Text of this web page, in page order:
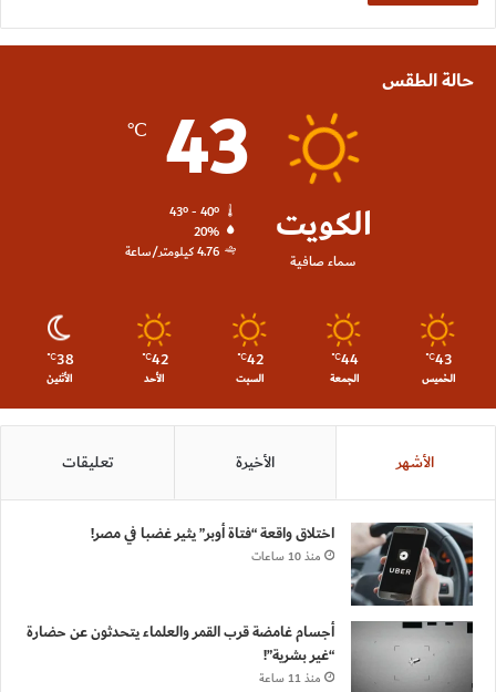
حالة الطقس
الكويت
سماء صافية
43
℃
43º - 40º
20%
4.76 كيلومتر/ساعة
43
℃
الخميس
44
℃
الجمعة
42
℃
السبت
42
℃
الأحد
38
℃
الأثنين
الأشهر الأخيرة تعليقات
اختلاق واقعة “فتاة أوبر” يثير غضبا في مصر!
منذ 10 ساعات
أجسام غامضة قرب القمر والعلماء يتحدثون عن حضارة
“غير بشرية”!
منذ 11 ساعة